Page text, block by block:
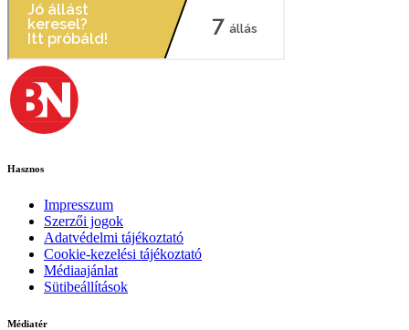
Hasznos
Impresszum
Szerzői jogok
Adatvédelmi tájékoztató
Cookie-kezelési tájékoztató
Médiaajánlat
Sütibeállítások
Médiatér